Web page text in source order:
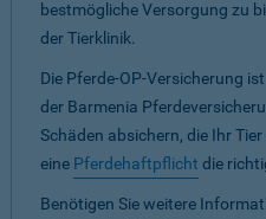
bestmögliche Versorgung zu
der Tierklinik.
Die Pferde-OP-Versicherung
der Barmenia
Schäden absichern, die Ihr
eine Pferdehaftpflicht die
Benötigen Sie weitere